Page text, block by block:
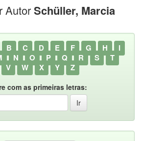
AutorSchüller, Marcia
B C D E F G H
I
N O P Q R S
T
V W X Y Z
com as primeiras letras: